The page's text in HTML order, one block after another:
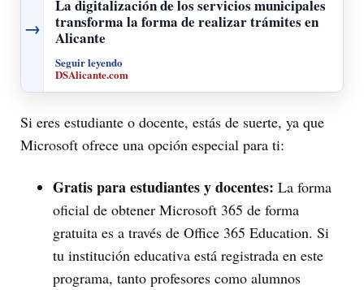
→
La digitalización de los servicios municipales
transforma la forma de realizar trámites en
Alicante
Seguir leyendo
DSAlicante.com
Si eres estudiante o docente, estás de suerte, ya que
Microsoft ofrece una opción especial para ti:
Gratis para estudiantes y docentes: La forma
oficial de obtener Microsoft 365 de forma
gratuita es a través de Office 365 Education. Si
tu institución educativa está registrada en este
programa, tanto profesores como alumnos